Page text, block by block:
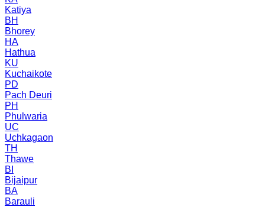
Katiya
BH
Bhorey
HA
Hathua
KU
Kuchaikote
PD
Pach Deuri
PH
Phulwaria
UC
Uchkagaon
TH
Thawe
BI
Bijaipur
BA
Barauli